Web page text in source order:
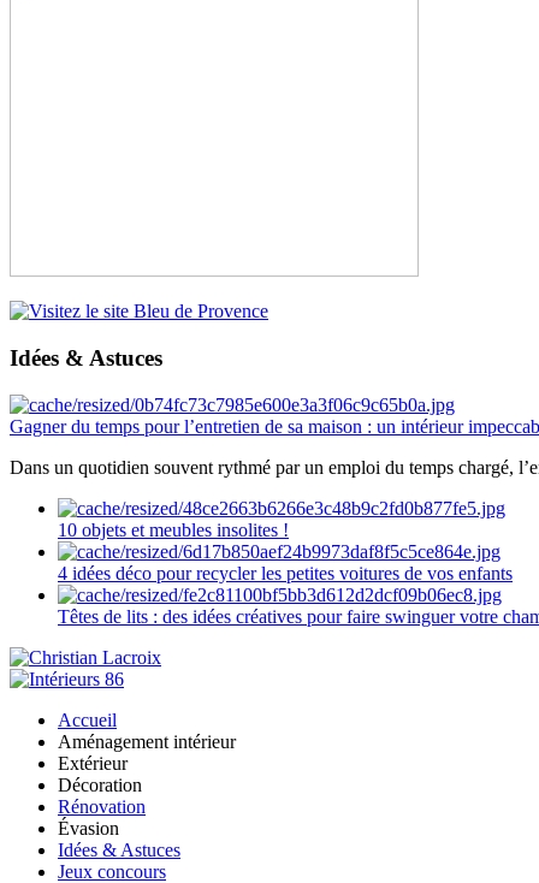
Idées & Astuces
Gagner du temps pour l’entretien de sa maison : un intérieur
Dans un quotidien souvent rythmé par un emploi du temps chargé,
10 objets et meubles insolites !
4 idées déco pour recycler les petites voitures de vos enfants
Têtes de lits : des idées créatives pour faire swinguer votre
Accueil
Aménagement intérieur
Extérieur
Décoration
Rénovation
Évasion
Idées & Astuces
Jeux concours